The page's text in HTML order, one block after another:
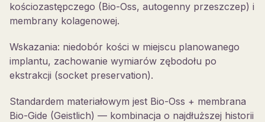
kościozastępczego (Bio-Oss, autogenny przeszczep) i
membrany kolagenowej.
Wskazania: niedobór kości w miejscu planowanego
implantu, zachowanie wymiarów zębodołu po
ekstrakcji (socket preservation).
Standardem materiałowym jest Bio-Oss + membrana
Bio-Gide (Geistlich) — kombinacja o najdłuższej historii